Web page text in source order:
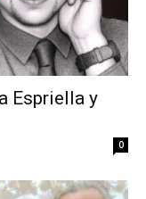
Espriella y
0